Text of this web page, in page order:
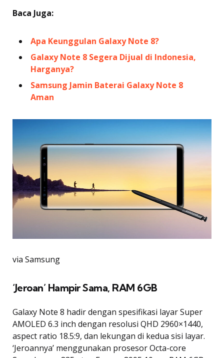
Baca Juga:
Apa Keunggulan Galaxy Note 8?
Galaxy Note 8 Segera Dijual di Indonesia,
Harganya?
Samsung Jamin Baterai Galaxy Note 8
Aman
via Samsung
‘Jeroan’ Hampir Sama, RAM 6GB
Galaxy Note 8 hadir dengan spesifikasi layar Super
AMOLED 6.3 inch dengan resolusi QHD 2960×1440,
aspect ratio 18.5:9, dan lekungan di kedua sisi layar.
‘Jeroannya’ menggunakan prosesor Octa-core